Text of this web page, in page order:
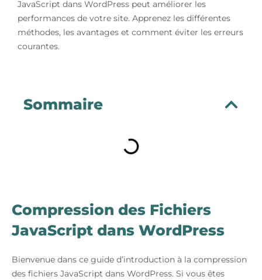
JavaScript dans WordPress peut améliorer les
performances de votre site. Apprenez les différentes
méthodes, les avantages et comment éviter les erreurs
courantes.
Sommaire
Compression des Fichiers
JavaScript dans WordPress
Bienvenue dans ce guide d’introduction à la compression
des fichiers JavaScript dans WordPress. Si vous êtes